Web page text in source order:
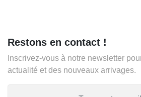
Restons en contact !
Inscrivez-vous à notre newsletter
actualité et des nouveaux arrivages.